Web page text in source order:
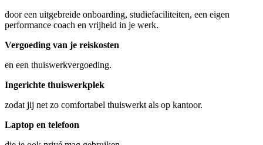
door een uitgebreide onboarding, studiefaciliteiten, een eigen
performance coach en vrijheid in je werk.
Vergoeding van je reiskosten
en een thuiswerkvergoeding.
Ingerichte thuiswerkplek
zodat jij net zo comfortabel thuiswerkt als op kantoor.
Laptop en telefoon